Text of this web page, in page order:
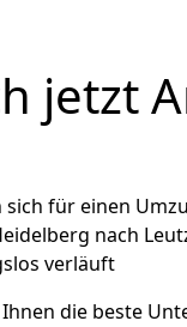
jetzt
für einen
nach
verläuft
die beste